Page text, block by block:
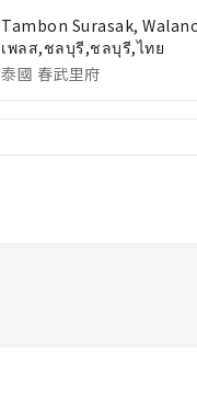
Tambon Surasak,
เพลส,ชลบุรี,ชลบุรี,ไทย
泰國 春武里府